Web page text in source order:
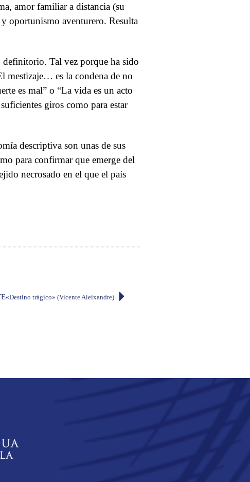
amor familiar a distancia (su
y oportunismo aventurero. Resulta
Tal vez porque ha sido
mestizaje… es la condena de no
es mal” o “La vida es un acto
giros como para estar
descriptiva son unas de sus
para confirmar que emerge del
necrosado en el que el país
«Destino trágico» (Vicente Aleixandre)